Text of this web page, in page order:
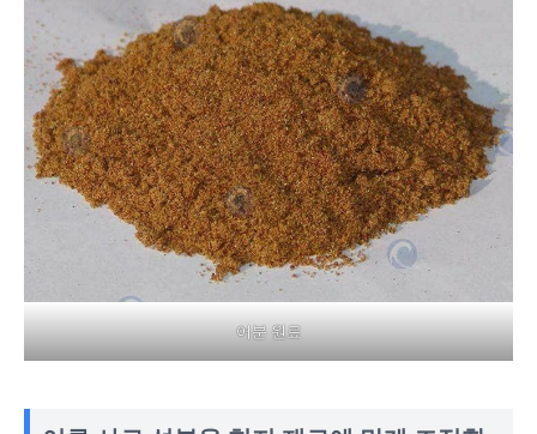
어분 원료